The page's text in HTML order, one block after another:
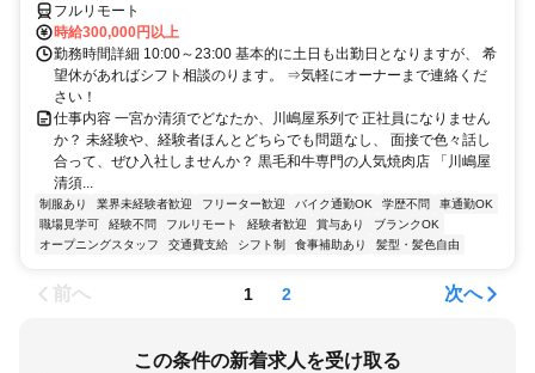
フルリモート
時給300,000円以上
勤務時間詳細 10:00～23:00 基本的に土日も出勤日となりますが、 希
望休があればシフト相談のります。 ⇒気軽にオーナーまで連絡くだ
さい！
仕事内容 一宮か清須でどなたか、川嶋屋系列で 正社員になりません
か？ 未経験や、経験者ほんとどちらでも問題なし、 面接で色々話し
合って、ぜひ入社しませんか？ 黒毛和牛専門の人気焼肉店 「川嶋屋
清須...
制服あり 業界未経験者歓迎 フリーター歓迎 バイク通勤OK 学歴不問
車通勤OK
職場見学可
経験不問 フルリモート 経験者歓迎 賞与あり
ブランクOK
オープニングスタッフ
交通費支給 シフト制 食事補助あり 髪型・髪色自由
前へ 1 2 次へ
この条件の新着求人を受け取る